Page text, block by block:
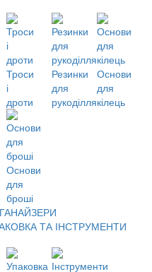
Троси
і
дроти
Резинки
для
рукоділля
Основи
для
кілець
Основи
для
броші
ТА ІНСТРУМЕНТИ